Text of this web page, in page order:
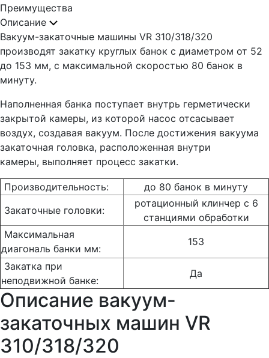
Преимущества
Описание
Вакуум-закаточные машины VR 310/318/320
производят закатку круглых банок с диаметром от 52
до 153 мм, с максимальной скоростью 80 банок в
минуту.
Наполненная банка поступает внутрь герметически
закрытой камеры, из которой насос отсасывает
воздух, создавая вакуум. После достижения вакуума
закаточная головка, расположенная внутри
камеры, выполняет процесс закатки.
Производительность:
до 80 банок в минуту
Закаточные головки:
ротационный клинчер с 6
станциями обработки
Максимальная
диагональ банки мм:
153
Закатка при
неподвижной банке:
Да
Описание вакуум-
закаточных машин VR
310/318/320